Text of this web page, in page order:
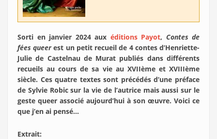
Sorti en janvier 2024 aux éditions Payot, Contes de
fées queer est un petit recueil de 4 contes d’Henriette-
Julie de Castelnau de Murat publiés dans différents
recueils au cours de sa vie au XVIIème et XVIIIème
siècle. Ces quatre textes sont précédés d’une préface
de Sylvie Robic sur la vie de l’autrice mais aussi sur le
geste queer associé aujourd’hui à son œuvre. Voici ce
que j’en ai pensé…
Extrait: